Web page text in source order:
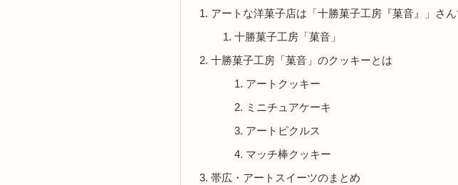
アートな洋菓子店は「十勝菓子工房『菓音』」さ
十勝菓子工房「菓音」
十勝菓子工房「菓音」のクッキーとは
アートクッキー
ミニチュアケーキ
アートピクルス
マッチ棒クッキー
帯広・アートスイーツのまとめ